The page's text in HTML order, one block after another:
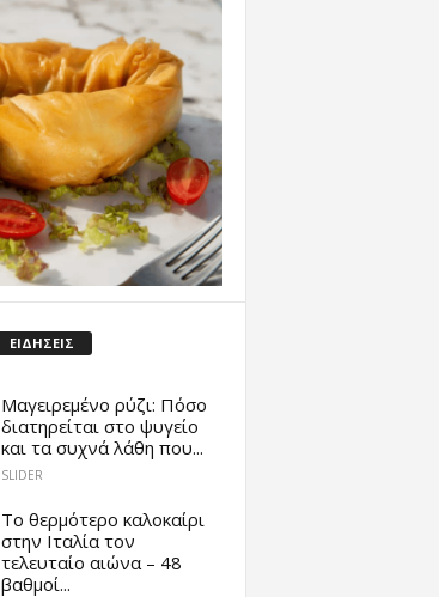
ΕΙΔΗΣΕΙΣ
Μαγειρεμένο ρύζι: Πόσο
διατηρείται στο ψυγείο
και τα συχνά λάθη που...
SLIDER
Το θερμότερο καλοκαίρι
στην Ιταλία τον
τελευταίο αιώνα – 48
βαθμοί...